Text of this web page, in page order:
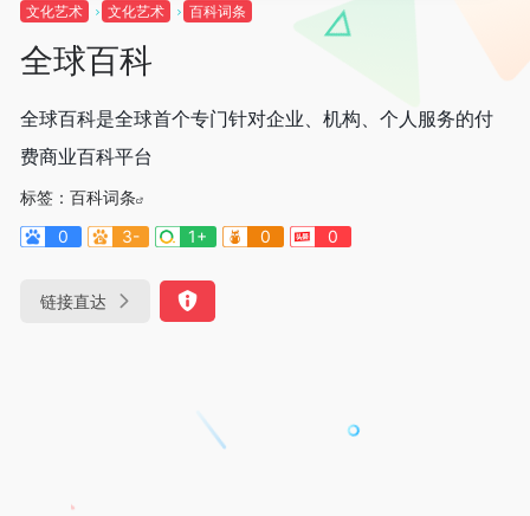
文化艺术 文化艺术 百科词条
全球百科
全球百科是全球首个专门针对企业、机构、个人服务的付
费商业百科平台
标签： 百科词条
0
3- 1+ 0 0
链接直达